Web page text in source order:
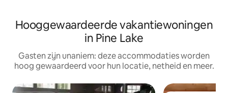
Hooggewaardeerde vakantiewoningen
in Pine Lake
Gasten zijn unaniem: deze accommodaties worden
hoog gewaardeerd voor hun locatie, netheid en meer.